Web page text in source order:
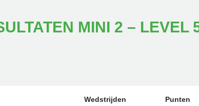
MINI 2 – LEVEL
Wedstrijden Punten